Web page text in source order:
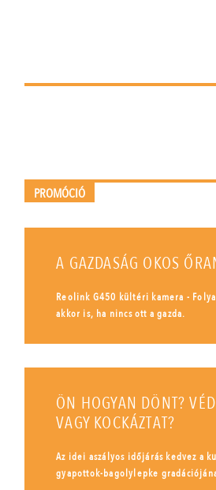
PROMÓCIÓ
A GAZDASÁG OKOS
Reolink G450 kültéri kamera -
akkor is, ha nincs ott a gazda.
ÖN HOGYAN DÖNT?
VAGY KOCKÁZTAT?
Az idei aszályos időjárás kedvez a
gyapottok-bagolylepke